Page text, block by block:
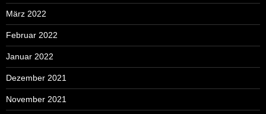
März 2022
Februar 2022
Januar 2022
Dezember 2021
November 2021